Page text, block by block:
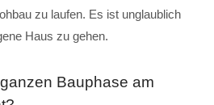
zu laufen. Es ist unglaublich
Haus zu gehen.
Bauphase am